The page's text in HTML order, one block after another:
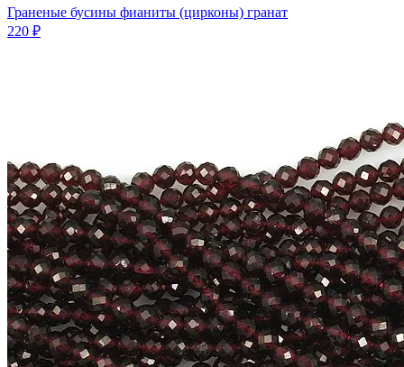
Граненые бусины фианиты (цирконы) гранат
220 ₽